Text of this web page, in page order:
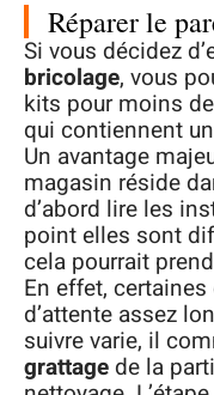
Réparer le
Si vous décidez
bricolage, vous
kits pour moins
qui contiennent
Un avantage
magasin réside
d’abord lire les
point elles sont
cela pourrait
En effet,
d’attente assez
suivre varie, il
grattage de la